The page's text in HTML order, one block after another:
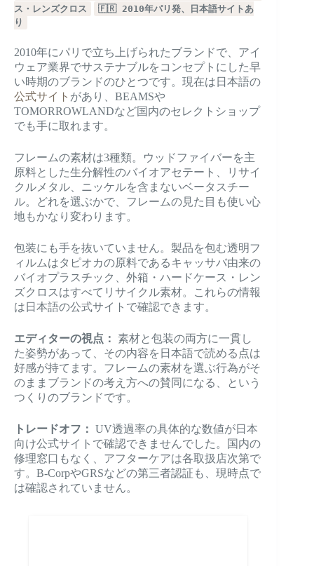
ス・レンズクロス
🇫🇷 2010年パリ発、日本語サイトあ
り
2010年にパリで立ち上げられたブランドで、アイ
ウェア業界でサステナブルをコンセプトにした早
い時期のブランドのひとつです。現在は日本語の
公式サイト があり、BEAMSや
TOMORROWLANDなど国内のセレクトショップ
でも手に取れます。
フレームの素材は3種類。ウッドファイバーを主
原料とした生分解性のバイオアセテート、リサイ
クルメタル、ニッケルを含まないベータスチー
ル。どれを選ぶかで、フレームの見た目も使い心
地もかなり変わります。
包装にも手を抜いていません。製品を包む透明フ
ィルムはタピオカの原料であるキャッサバ由来の
バイオプラスチック、外箱・ハードケース・レン
ズクロスはすべてリサイクル素材。これらの情報
は日本語の公式サイトで確認できます。
エディターの視点： 素材と包装の両方に一貫し
た姿勢があって、その内容を日本語で読める点は
好感が持てます。フレームの素材を選ぶ行為がそ
のままブランドの考え方への賛同になる、という
つくりのブランドです。
トレードオフ： UV透過率の具体的な数値が日本
向け公式サイトで確認できませんでした。国内の
修理窓口もなく、アフターケアは各取扱店次第で
す。B-CorpやGRSなどの第三者認証も、現時点で
は確認されていません。